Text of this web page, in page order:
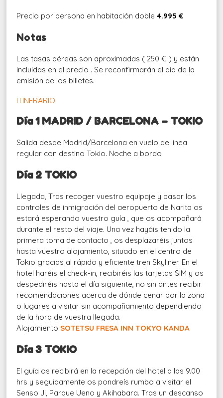
Precio por persona en habitación doble4.995 €
Notas
Las tasas aéreas son aproximadas ( 250 € ) y están
incluidas en el precio . Se reconfirmarán el día de la
emisión de los billetes.
ITINERARIO
Día 1 MADRID / BARCELONA – TOKIO
Salida desde Madrid/Barcelona en vuelo de línea
regular con destino Tokio. Noche a bordo
Día 2 TOKIO
Llegada, Tras recoger vuestro equipaje y pasar los
controles de inmigración del aeropuerto de Narita os
estará esperando vuestro guía , que os acompañará
durante el resto del viaje. Una vez hayáis tenido la
primera toma de contacto , os desplazaréis juntos
hasta vuestro alojamiento, situado en el centro de
Tokio gracias al rápido y eficiente tren Skyliner. En el
hotel haréis el check-in, recibiréis las tarjetas SIM y os
despediréis hasta el día siguiente, no sin antes recibir
recomendaciones acerca de dónde cenar por la zona
o lugares a visitar sin acompañamiento dependiendo
de la hora de vuestra llegada.
Alojamiento SOTETSU FRESA INN TOKYO KANDA
Día 3 TOKIO
El guía os recibirá en la recepción del hotel a las 9.00
hrs y seguidamente os pondreís rumbo a visitar el
Senso Ji, Parque Ueno y Akihabara. Tras un descanso